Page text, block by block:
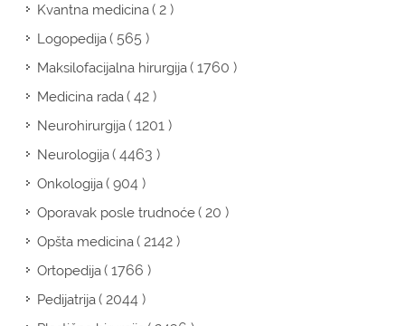
Kvantna medicina( 2 )
Logopedija( 565 )
Maksilofacijalna hirurgija( 1760 )
Medicina rada( 42 )
Neurohirurgija( 1201 )
Neurologija( 4463 )
Onkologija( 904 )
Oporavak posle trudnoće( 20 )
Opšta medicina( 2142 )
Ortopedija( 1766 )
Pedijatrija( 2044 )